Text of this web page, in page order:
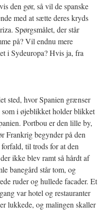
den gør, så vil de spanske
med at sætte deres kryds
Spørgsmålet, der står
på? Vil endnu mere
i Sydeuropa? Hvis ja, fra
sted, hvor Spanien grænser
i øjeblikket holder blikket
Portbou er den lille by,
Frankrig begynder på den
til trods for at den
ikke blev ramt så hårdt af
banegård står tom, og
ruder og hullede facader. Et
var hotel og restauranter
lukkede, og malingen skaller